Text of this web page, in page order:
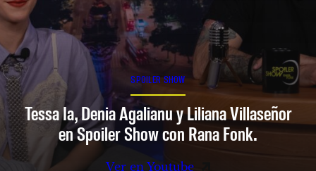
SPOILER SHOW
Tessa Ia, Denia Agalianu y Liliana Villaseñor
en Spoiler Show con Rana Fonk.
Ver en Youtube